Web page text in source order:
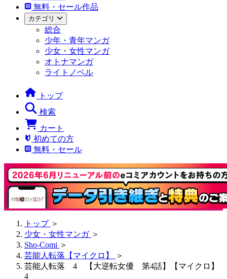
無料・セール作品
カテゴリ
総合
少年・青年マンガ
少女・女性マンガ
オトナマンガ
ライトノベル
トップ
検索
カート
初めての方
無料・セール
トップ ＞
少女・女性マンガ ＞
Sho-Comi ＞
芸能人転落【マイクロ】
＞
芸能人転落 4 【大逆転女優 第4話】【マイクロ】
4